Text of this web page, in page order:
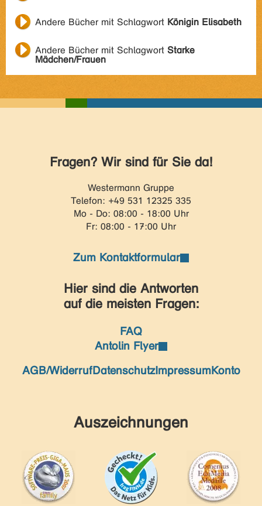
Andere Bücher mit Schlagwort Königin Elisabeth
Andere Bücher mit Schlagwort Starke
Mädchen/Frauen